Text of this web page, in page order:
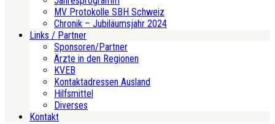
MV Protokolle SBH Schweiz
Chronik – Jubiläumsjahr 2024
Links / Partner
Sponsoren/Partner
Ärzte in den Regionen
KVEB
Kontaktadressen Ausland
Hilfsmittel
Diverses
Kontakt